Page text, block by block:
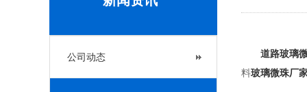
公司动态 道路玻璃
料玻璃微珠厂